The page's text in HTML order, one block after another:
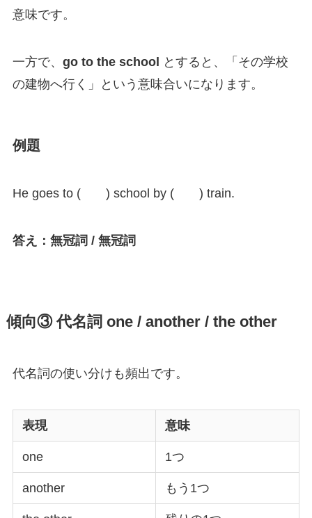
意味です。
一方で、 go to the school とすると、「その学校
の建物へ行く」という意味合いになります。
例題
He goes to ( ) school by ( ) train.
答え：無冠詞 / 無冠詞
傾向③ 代名詞 one / another / the other
代名詞の使い分けも頻出です。
表現 意味
one 1つ
another もう1つ